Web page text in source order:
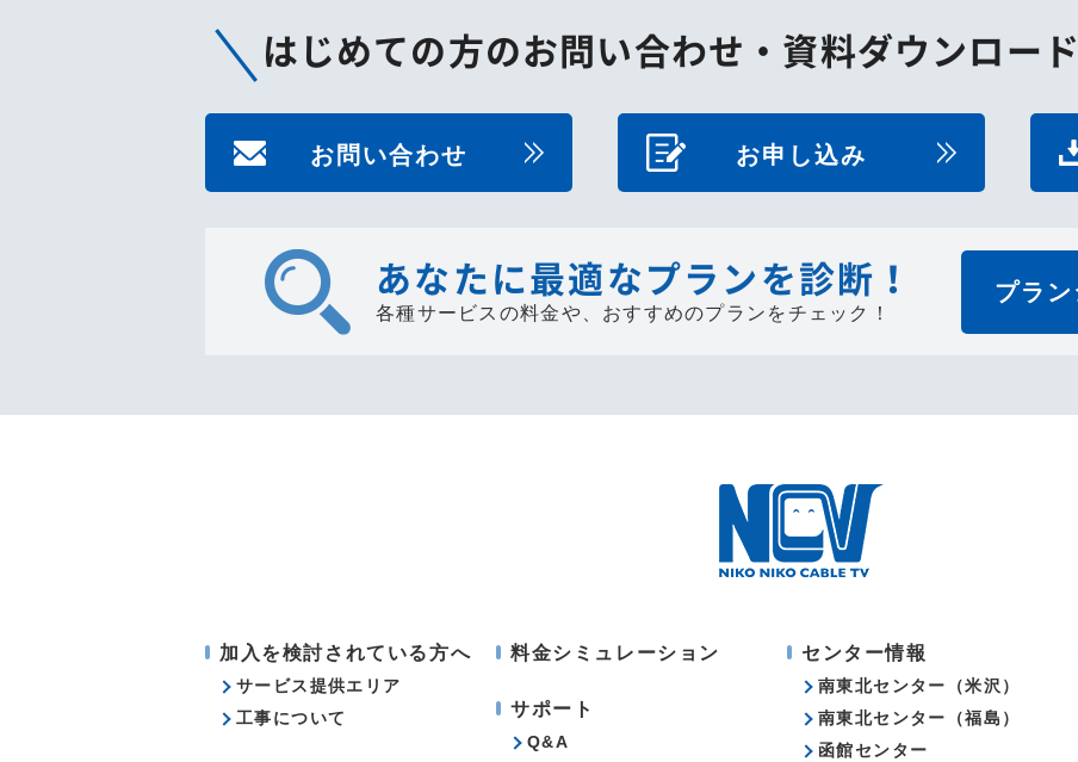
はじめての方のお問い合わせ・ 資料ダウンロー
お問い合わせ お申し込み
あなたに最適なプランを診断！
各種サービスの料金や、 おすすめのプランをチェック！
プラ
加入を検討されている方へ
サービス提供エリア
工事について
料金シミュレーション
サポート
Q&A
センター情報
南東北センター（米沢）
南東北センター（福島）
函館センター